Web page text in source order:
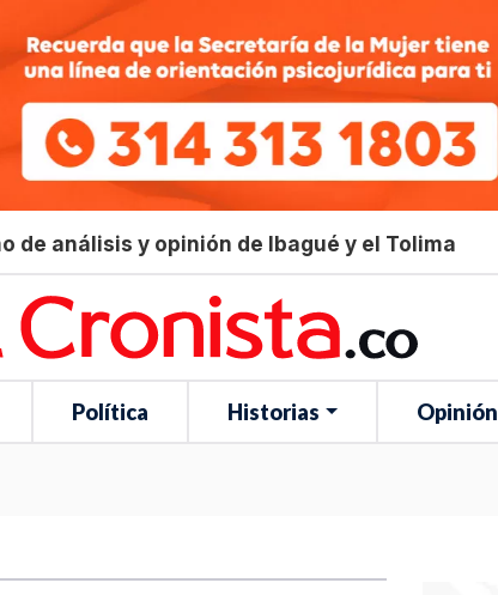
de análisis y opinión de Ibagué y el Tolima
Política Historias Opinión